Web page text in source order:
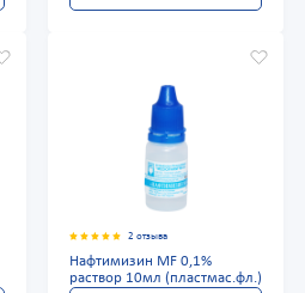
2 отзыва
Нафтимизин MF 0,1%
раствор 10мл (пластмас.фл.)